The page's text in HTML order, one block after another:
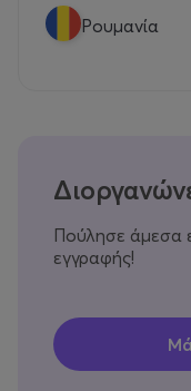
Ρουμανία
Πούλησε άμεσα
εγγραφής!